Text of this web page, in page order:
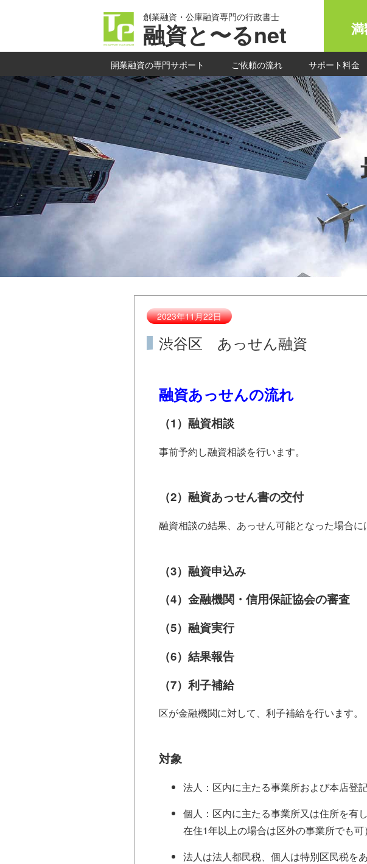
創業融資・公庫融資専門の行政書士
融資と〜るnet
開業融資の専門サポート ご依頼の流れ サポート料金
2023年11月22日
渋谷区 あっせん融資
融資あっせんの流れ
（1）融資相談
事前予約し融資相談を行います。
（2）融資あっせん書の交付
融資相談の結果、あっせん可能となった場合に
（3）融資申込み
（4）金融機関・信用保証協会の審査
（5）融資実行
（6）結果報告
（7）利子補給
区が金融機関に対して、利子補給を行います。
対象
法人：区内に主たる事業所および本店登
個人：区内に主たる事業所又は住所を有
在住1年以上の場合は区外の事業所でも可）
法人は法人都民税、個人は特別区民税を